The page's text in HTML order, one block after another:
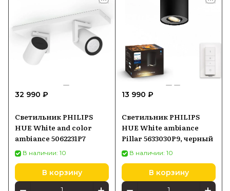
32 990 ₽
Светильник PHILIPS
HUE White and color
ambiance 5062231P7
В наличии: 10
В корзину
13 990 ₽
Светильник PHILIPS
HUE White ambiance
Pillar 5633030P9, черный
В наличии: 10
В корзину